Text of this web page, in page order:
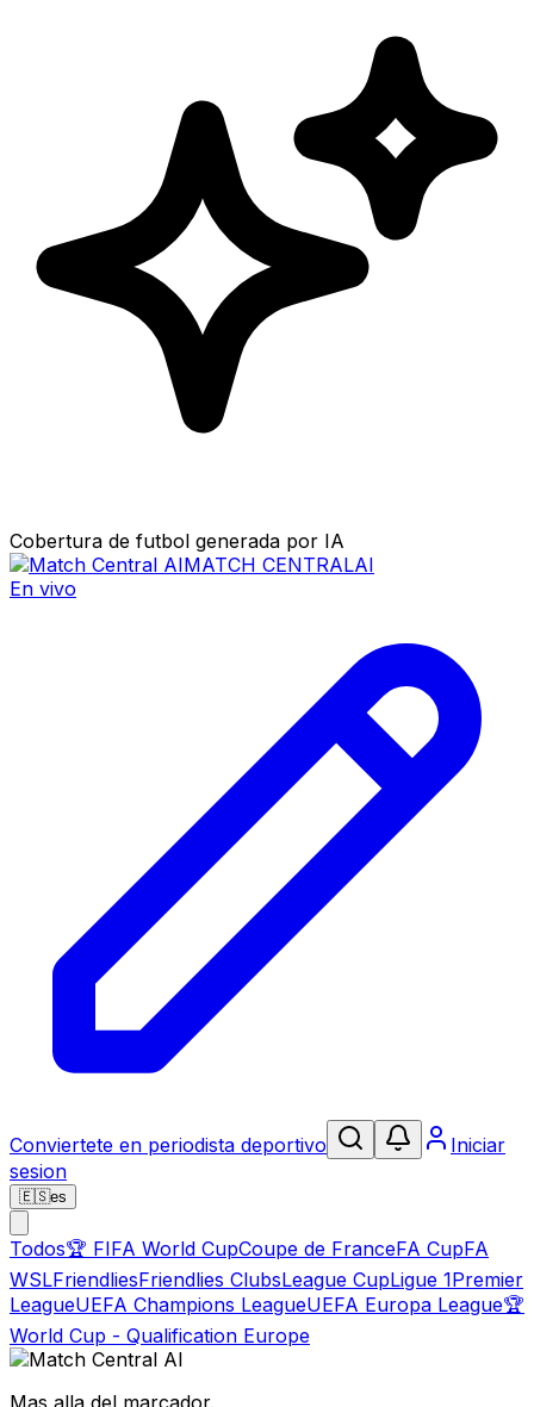
Cobertura de futbol generada por IA
MATCH CENTRALAI
En vivo
Conviertete en periodista deportivo
Iniciar
sesion
🇪🇸es
Todos🏆 FIFA World CupCoupe de FranceFA CupFA
WSLFriendliesFriendlies ClubsLeague CupLigue 1Premier
LeagueUEFA Champions LeagueUEFA Europa League🏆
World Cup - Qualification Europe
Mas alla del marcador.